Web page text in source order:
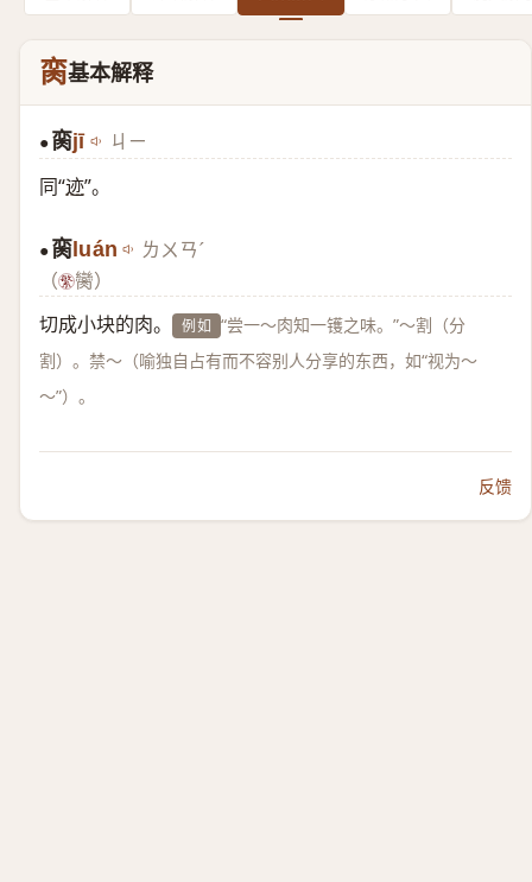
脔基本解释
● 脔jī ㄐㄧ
同“迹”。
● 脔 luán ㄌㄨㄢˊ
（
臠）
切成小块的肉。
例如 “尝一～肉知一镬之味。”～割（分
割）。禁～（喻独自占有而不容别人分享的东西，如“视为～
～”）。
反馈